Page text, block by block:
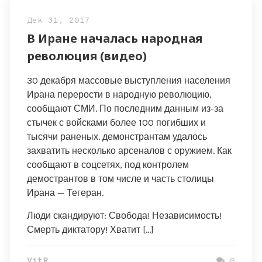
Дек 31, 2017
В Иране началась народная
революция (видео)
30 декабря массовые выступления населения
Ирана перерости в народную революцию,
сообщают СМИ. По последним данным из-за
стычек с войсками более 100 погибших и
тысячи раненых. демонстрантам удалось
захватить несколько арсеналов с оружием. Как
сообщают в соцсетях, под контролем
демострантов в том числе и часть столицы
Ирана — Тегеран.
Люди скандируют: Свобода! Независимость!
Смерть диктатору! Хватит […]